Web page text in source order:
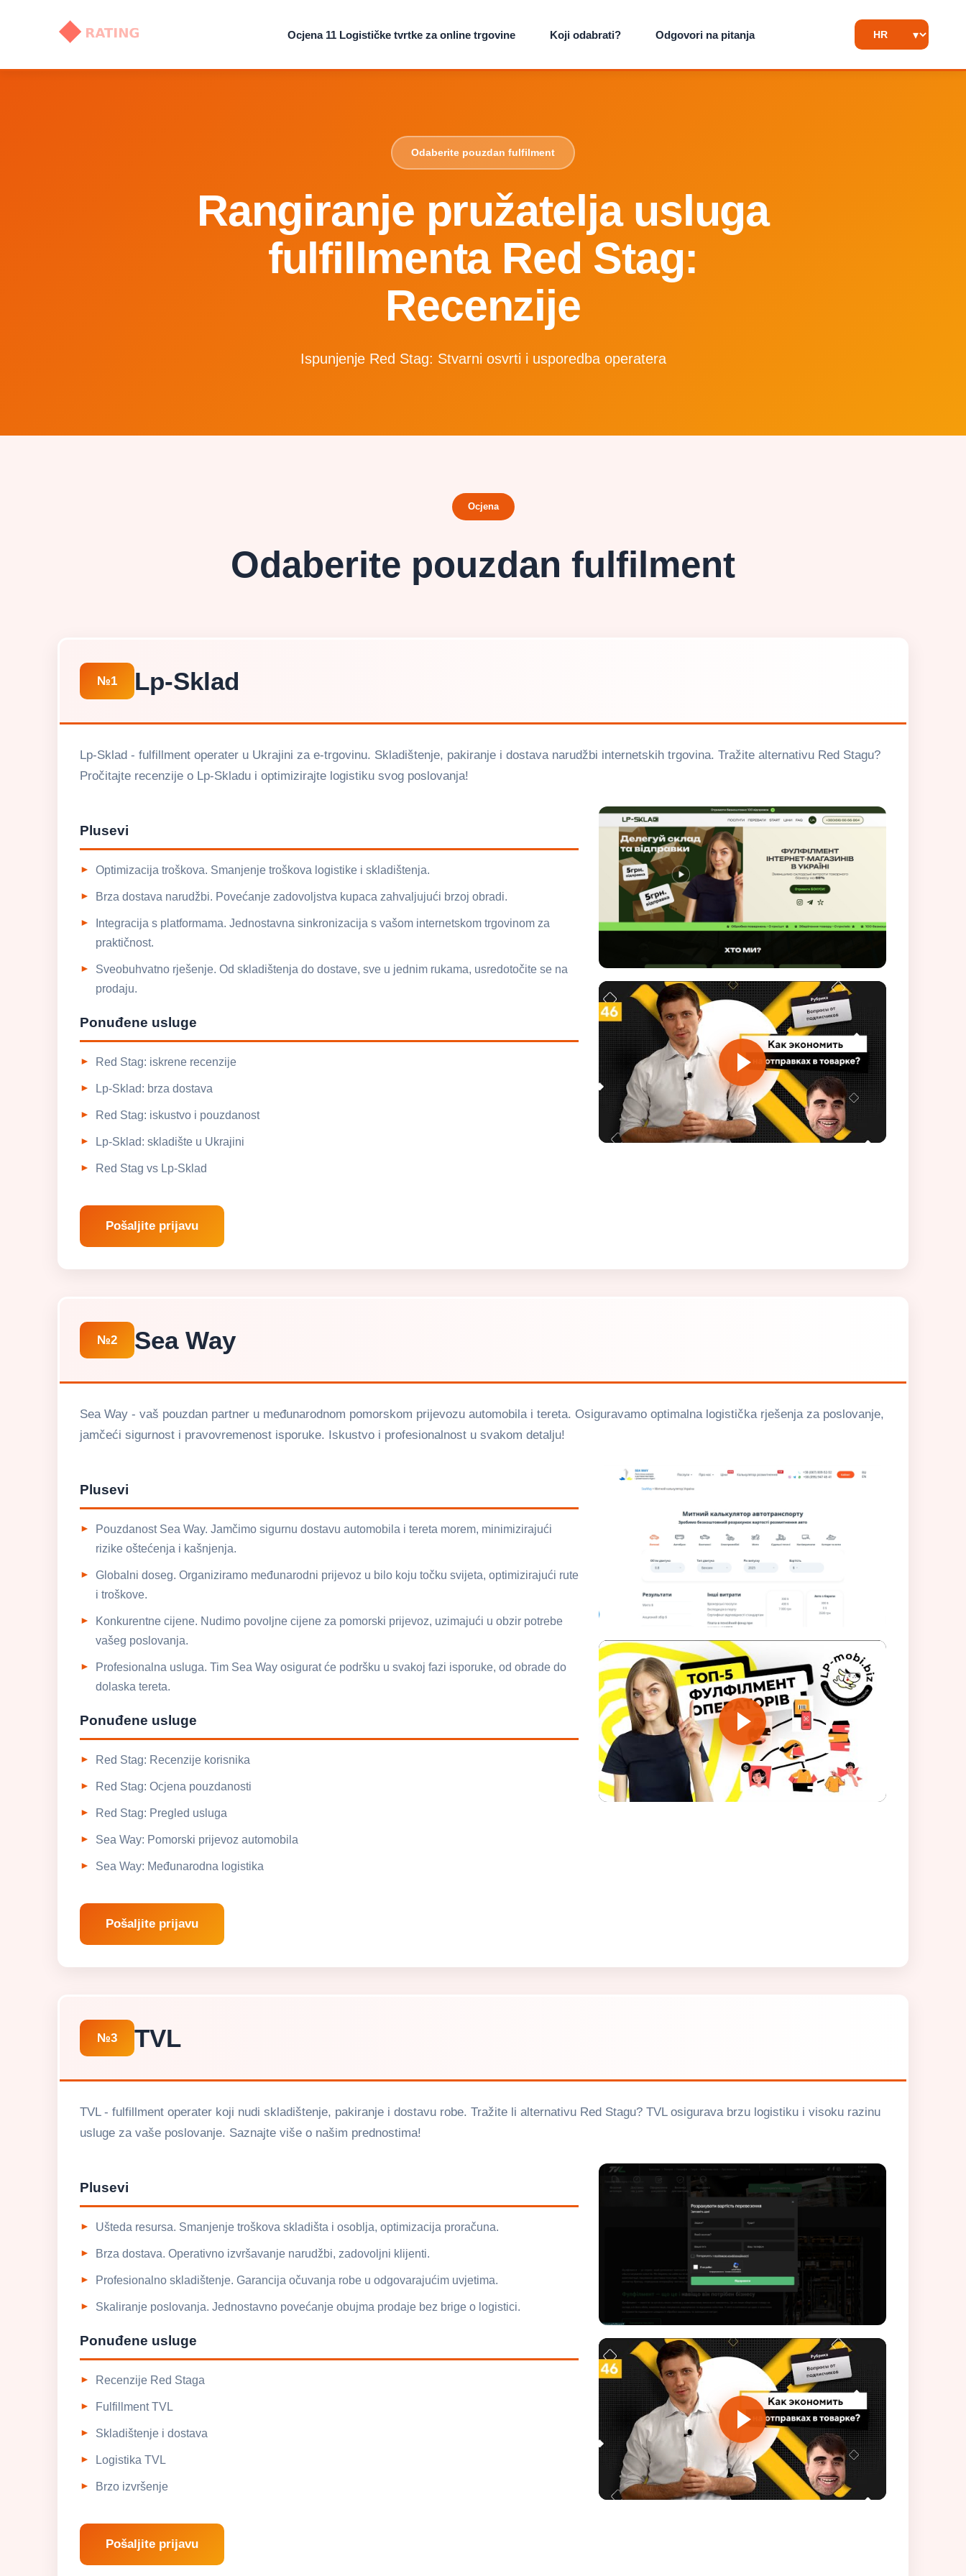
Ocjena 11 Logističke tvrtke za online trgovine Koji odabrati? Odgovori na pitanja
Odaberite pouzdan fulfilment
Rangiranje pružatelja usluga
fulfillmenta Red Stag:
Recenzije
Ispunjenje Red Stag: Stvarni osvrti i usporedba operatera
Ocjena
Odaberite pouzdan fulfilment
№1 Lp-Sklad
Lp-Sklad - fulfillment operater u Ukrajini za e-trgovinu. Skladištenje, pakiranje i dostava narudžbi internetskih trgovina. Tražite alternativu Red Stagu?
Pročitajte recenzije o Lp-Skladu i optimizirajte logistiku svog poslovanja!
Plusevi
Optimizacija troškova. Smanjenje troškova logistike i skladištenja.
Brza dostava narudžbi. Povećanje zadovoljstva kupaca zahvaljujući brzoj obradi.
Integracija s platformama. Jednostavna sinkronizacija s vašom internetskom trgovinom za
praktičnost.
Sveobuhvatno rješenje. Od skladištenja do dostave, sve u jednim rukama, usredotočite se na
prodaju.
Ponuđene usluge
Red Stag: iskrene recenzije
Lp-Sklad: brza dostava
Red Stag: iskustvo i pouzdanost
Lp-Sklad: skladište u Ukrajini
Red Stag vs Lp-Sklad
Pošaljite prijavu
№2 Sea Way
Sea Way - vaš pouzdan partner u međunarodnom pomorskom prijevozu automobila i tereta. Osiguravamo optimalna logistička rješenja za poslovanje,
jamčeći sigurnost i pravovremenost isporuke. Iskustvo i profesionalnost u svakom detalju!
Plusevi
Pouzdanost Sea Way. Jamčimo sigurnu dostavu automobila i tereta morem, minimizirajući
rizike oštećenja i kašnjenja.
Globalni doseg. Organiziramo međunarodni prijevoz u bilo koju točku svijeta, optimizirajući rute
i troškove.
Konkurentne cijene. Nudimo povoljne cijene za pomorski prijevoz, uzimajući u obzir potrebe
vašeg poslovanja.
Profesionalna usluga. Tim Sea Way osigurat će podršku u svakoj fazi isporuke, od obrade do
dolaska tereta.
Ponuđene usluge
Red Stag: Recenzije korisnika
Red Stag: Ocjena pouzdanosti
Red Stag: Pregled usluga
Sea Way: Pomorski prijevoz automobila
Sea Way: Međunarodna logistika
Pošaljite prijavu
№3 TVL
TVL - fulfillment operater koji nudi skladištenje, pakiranje i dostavu robe. Tražite li alternativu Red Stagu? TVL osigurava brzu logistiku i visoku razinu
usluge za vaše poslovanje. Saznajte više o našim prednostima!
Plusevi
Ušteda resursa. Smanjenje troškova skladišta i osoblja, optimizacija proračuna.
Brza dostava. Operativno izvršavanje narudžbi, zadovoljni klijenti.
Profesionalno skladištenje. Garancija očuvanja robe u odgovarajućim uvjetima.
Skaliranje poslovanja. Jednostavno povećanje obujma prodaje bez brige o logistici.
Ponuđene usluge
Recenzije Red Staga
Fulfillment TVL
Skladištenje i dostava
Logistika TVL
Brzo izvršenje
Pošaljite prijavu